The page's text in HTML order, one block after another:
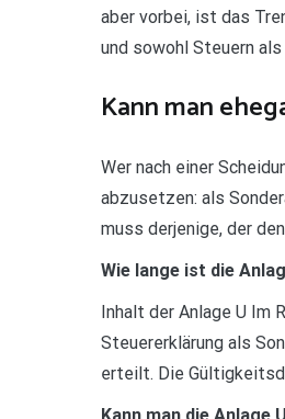
aber vorbei, ist das
und sowohl Steuern
Kann man
Wer nach einer
abzusetzen: als
muss derjenige, der
Wie lange ist die
Inhalt der Anlage U Im
Steuererklärung als
erteilt. Die
Kann man die Anlage